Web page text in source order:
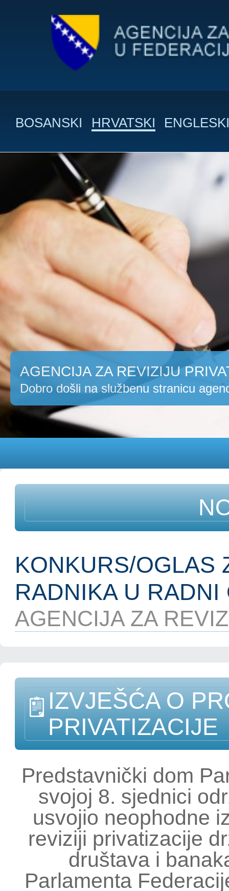
BOSANSKI HRVATSKI
AGENCIJA ZA REVIZIJU
Dobro došli na službenu stranicu
KONKURS/OGLAS
RADNIKA U RADNI
AGENCIJA ZA
IZVJEŠĆA O
PRIVATIZACIJE
Predstavnički dom
svojoj 8. sjednici
usvojio neophodne
reviziji privatizacije
društava i
Parlamenta